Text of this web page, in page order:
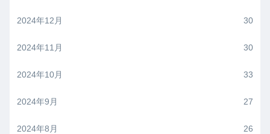
2024年12月 30
2024年11月 30
2024年10月 33
2024年9月 27
2024年8月 26